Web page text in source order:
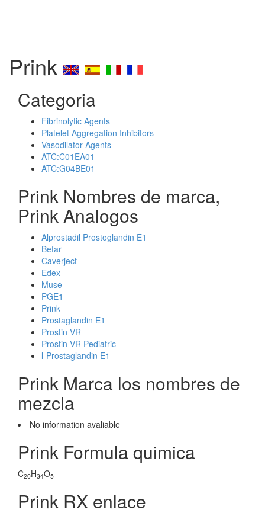
Prink
Categoria
Fibrinolytic Agents
Platelet Aggregation Inhibitors
Vasodilator Agents
ATC:C01EA01
ATC:G04BE01
Prink Nombres de marca,
Prink Analogos
Alprostadil Prostoglandin E1
Befar
Caverject
Edex
Muse
PGE1
Prink
Prostaglandin E1
Prostin VR
Prostin VR Pediatric
l-Prostaglandin E1
Prink Marca los nombres de
mezcla
No information avaliable
Prink Formula quimica
C20H34O5
Prink RX enlace